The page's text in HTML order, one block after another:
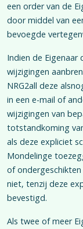
een order van de
door middel van
bevoegde
Indien de
wijzigingen
NRG2all deze
in een e-mail of
wijzigingen van
totstandkoming
als deze expliciet
Mondelinge
of
niet, tenzij deze
bevestigd.
Als twee of meer